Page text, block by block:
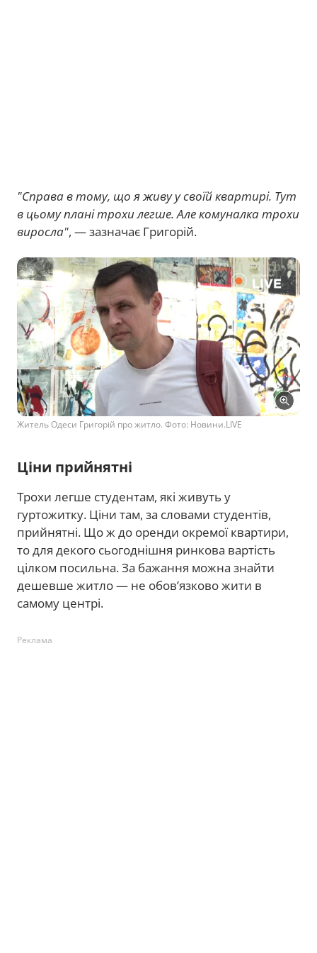
"Справа в тому, що я живу у своїй квартирі. Тут
в цьому плані трохи легше. Але комуналка трохи
виросла", — зазначає Григорій.
Житель Одеси Григорій про житло. Фото: Новини.LIVE
Ціни прийнятні
Трохи легше студентам, які живуть у
гуртожитку. Ціни там, за словами студентів,
прийнятні. Що ж до оренди окремої квартири,
то для декого сьогоднішня ринкова вартість
цілком посильна. За бажання можна знайти
дешевше житло — не обов’язково жити в
самому центрі.
Реклама